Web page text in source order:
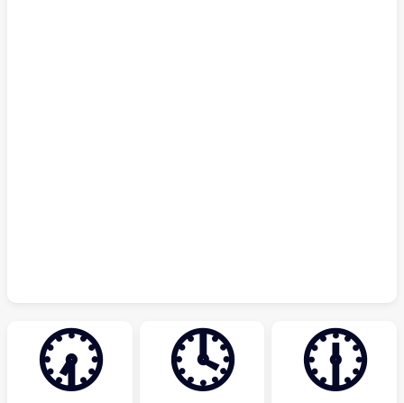
🕢 🕓 🕧